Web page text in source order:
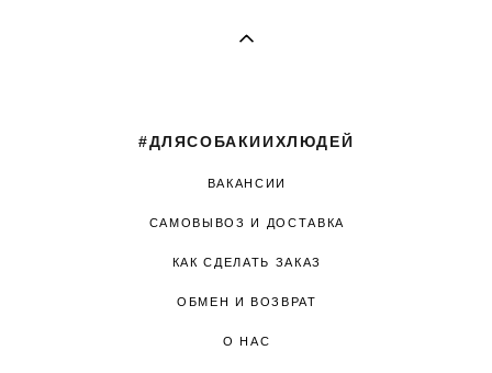
#ДЛЯСОБАКИИХЛЮДЕЙ
ВАКАНСИИ
САМОВЫВОЗ И ДОСТАВКА
КАК СДЕЛАТЬ ЗАКАЗ
ОБМЕН И ВОЗВРАТ
О НАС